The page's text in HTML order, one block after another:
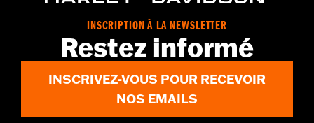
INSCRIPTION À LA NEWSLETTER
Restez informé
INSCRIVEZ-VOUS POUR RECEVOIR
NOS EMAILS